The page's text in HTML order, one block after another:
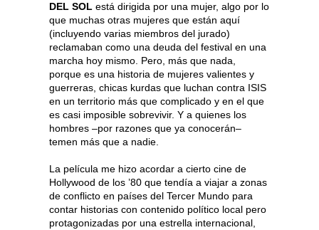
DEL SOL está dirigida por una mujer, algo por lo
que muchas otras mujeres que están aquí
(incluyendo varias miembros del jurado)
reclamaban como una deuda del festival en una
marcha hoy mismo. Pero, más que nada,
porque es una historia de mujeres valientes y
guerreras, chicas kurdas que luchan contra ISIS
en un territorio más que complicado y en el que
es casi imposible sobrevivir. Y a quienes los
hombres –por razones que ya conocerán–
temen más que a nadie.
La película me hizo acordar a cierto cine de
Hollywood de los ’80 que tendía a viajar a zonas
de conflicto en países del Tercer Mundo para
contar historias con contenido político local pero
protagonizadas por una estrella internacional,